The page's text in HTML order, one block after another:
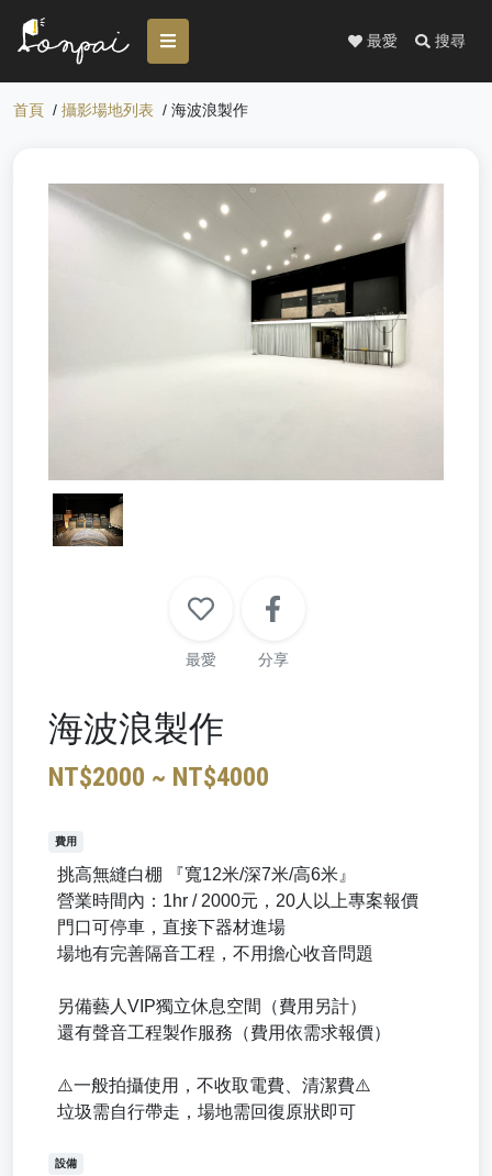
最愛 搜尋
首頁 / 攝影場地列表 / 海波浪製作
最愛 分享
海波浪製作
NT$2000 ~ NT$4000
費用
挑高無縫白棚 『寬12米/深7米/高6米』
營業時間內：1hr / 2000元，20人以上專案報價
門口可停車，直接下器材進場
場地有完善隔音工程，不用擔心收音問題
另備藝人VIP獨立休息空間（費用另計）
還有聲音工程製作服務（費用依需求報價）
⚠️一般拍攝使用，不收取電費、清潔費⚠️
垃圾需自行帶走，場地需回復原狀即可
設備